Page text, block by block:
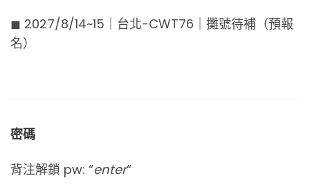
◼︎ 2027/8/14~15｜台北-CWT76｜攤號待補（預報
名）
密碼
背注解鎖 pw: “enter“